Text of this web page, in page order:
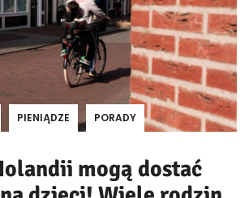
PIENIĄDZE PORADY
mogą dostać